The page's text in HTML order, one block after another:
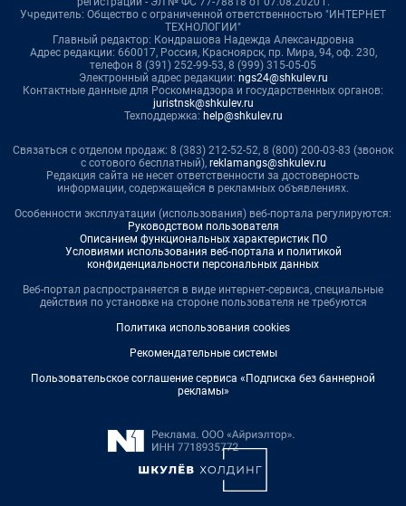
Учредитель: Общество с ограниченной ответственностью "ИНТЕРНЕТ
ТЕХНОЛОГИИ"
Главный редактор: Кондрашова Надежда Александровна
Адрес редакции: 660017, Россия, Красноярск, пр. Мира, 94, оф. 230,
телефон 8 (391) 252-99-53, 8 (999) 315-05-05
Электронный адрес редакции: ngs24@shkulev.ru
Контактные данные для Роскомнадзора и государственных органов:
juristnsk@shkulev.ru
Техподдержка: help@shkulev.ru
Связаться с отделом продаж: 8 (383) 212-52-52, 8 (800) 200-03-83 (звонок
с сотового бесплатный), reklamangs@shkulev.ru
Редакция сайта не несет ответственности за достоверность
информации, содержащейся в рекламных объявлениях.
Особенности эксплуатации (использования) веб-портала регулируются:
Руководством пользователя
Описанием функциональных характеристик ПО
Условиями использования веб-портала и политикой
конфиденциальности персональных данных
Веб-портал распространяется в виде интернет-сервиса, специальные
действия по установке на стороне пользователя не требуются
Политика использования cookies
Рекомендательные системы
Пользовательское соглашение сервиса «Подписка без баннерной
рекламы»